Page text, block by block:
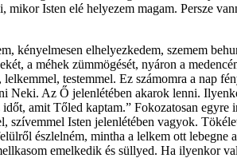
Isten elé helyezem magam. Persze
kényelmesen elhelyezkedem, szemem
a méhek zümmögését, nyáron a
testemmel. Ez számomra a nap
Neki. Az Ő jelenlétében akarok lenni.
amit Tőled kaptam.” Fokozatosan egyre
Isten jelenlétében vagyok.
észlelném, mintha a lelkem ott lebegne
emelkedik és süllyed. Ha ilyenkor